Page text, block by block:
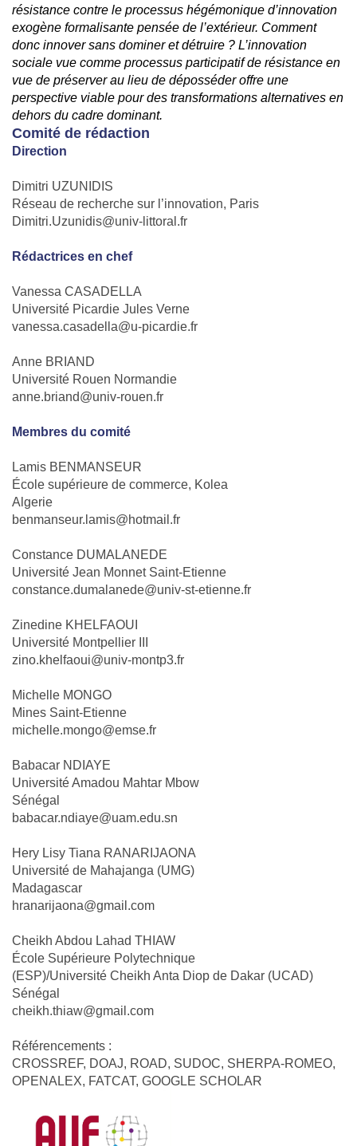
résistance contre le processus hégémonique d’innovation
exogène formalisante pensée de l’extérieur. Comment
donc innover sans dominer et détruire ? L’innovation
sociale vue comme processus participatif de résistance en
vue de préserver au lieu de déposséder offre une
perspective viable pour des transformations alternatives en
dehors du cadre dominant.
Comité de rédaction
Direction
Dimitri UZUNIDIS
Réseau de recherche sur l’innovation, Paris
Dimitri.Uzunidis@univ-littoral.fr
Rédactrices en chef
Vanessa CASADELLA
Université Picardie Jules Verne
vanessa.casadella@u-picardie.fr
Anne BRIAND
Université Rouen Normandie
anne.briand@univ-rouen.fr
Membres du comité
Lamis BENMANSEUR
École supérieure de commerce, Kolea
Algerie
benmanseur.lamis@hotmail.fr
Constance DUMALANEDE
Université Jean Monnet Saint-Etienne
constance.dumalanede@univ-st-etienne.fr
Zinedine KHELFAOUI
Université Montpellier III
zino.khelfaoui@univ-montp3.fr
Michelle MONGO
Mines Saint-Etienne
michelle.mongo@emse.fr
Babacar NDIAYE
Université Amadou Mahtar Mbow
Sénégal
babacar.ndiaye@uam.edu.sn
Hery Lisy Tiana RANARIJAONA
Université de Mahajanga (UMG)
Madagascar
hranarijaona@gmail.com
Cheikh Abdou Lahad THIAW
École Supérieure Polytechnique
(ESP)/Université Cheikh Anta Diop de Dakar (UCAD)
Sénégal
cheikh.thiaw@gmail.com
Référencements :
CROSSREF, DOAJ, ROAD, SUDOC, SHERPA-ROMEO,
OPENALEX, FATCAT, GOOGLE SCHOLAR